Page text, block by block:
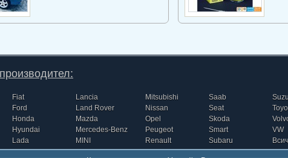
Fiat
Ford
Honda
Hyundai
Lada
Lancia
Land Rover
Mazda
Mercedes-Benz
MINI
Mitsubishi
Nissan
Opel
Peugeot
Renault
Saab
Seat
Skoda
Smart
Subaru
VW